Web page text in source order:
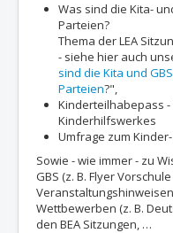
Was sind die Kita-
Parteien?
Thema der LEA
- siehe hier auch
sind die Kita und
Parteien?",
Kinderteilhabepass
Kinderhilfswerkes
Umfrage zum
Sowie - wie immer - zu
GBS (z. B. Flyer
Wettbewerben (z. B.
den BEA Sitzungen, …